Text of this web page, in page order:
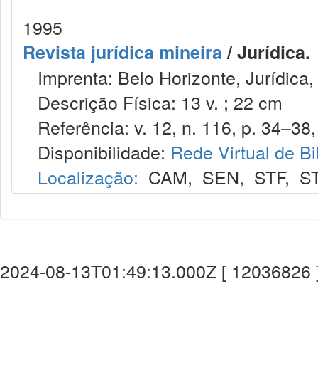
1995
Revista jurídica mineira/ Jurídica.
Imprenta: Belo Horizonte,
Descrição Física: 13 v. ; 22 cm
Referência: v. 12, n. 116, p.
Disponibilidade: Rede Virtual de
Localização: CAM, SEN, STF,
2024-08-13T01:49:13.000Z [ 12036826